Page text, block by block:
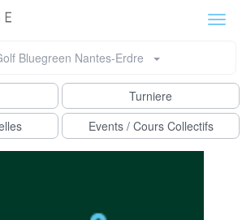
Bluegreen Nantes-Erdre
Turniere
Events / Cours Collectifs